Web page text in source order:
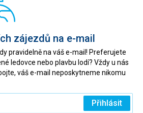
zájezdů na e-mail
pravidelně na váš e-mail! Preferujete
ledovce nebo plavbu lodí? Vždy u nás
váš e-mail neposkytneme nikomu
Přihlásit